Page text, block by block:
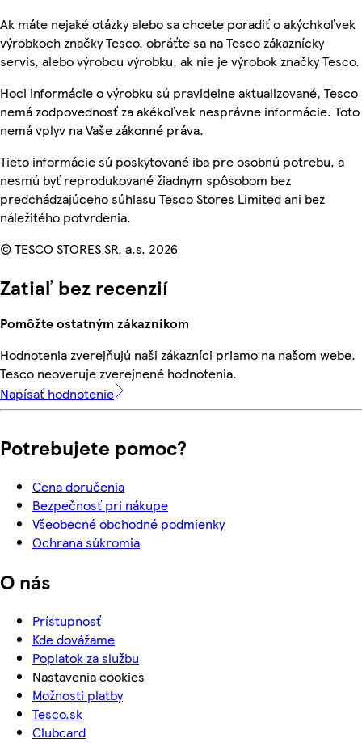
Ak máte nejaké otázky alebo sa chcete poradiť o akýchkoľvek
výrobkoch značky Tesco, obráťte sa na Tesco zákaznícky
servis, alebo výrobcu výrobku, ak nie je výrobok značky Tesco.
Hoci informácie o výrobku sú pravidelne aktualizované, Tesco
nemá zodpovednosť za akékoľvek nesprávne informácie. Toto
nemá vplyv na Vaše zákonné práva.
Tieto informácie sú poskytované iba pre osobnú potrebu, a
nesmú byť reprodukované žiadnym spôsobom bez
predchádzajúceho súhlasu Tesco Stores Limited ani bez
náležitého potvrdenia.
© TESCO STORES SR, a.s. 2026
Zatiaľ bez recenzií
Pomôžte ostatným zákazníkom
Hodnotenia zverejňujú naši zákazníci priamo na našom webe.
Tesco neoveruje zverejnené hodnotenia.
Napísať hodnotenie
Potrebujete pomoc?
Cena doručenia
Bezpečnosť pri nákupe
Všeobecné obchodné podmienky
Ochrana súkromia
O nás
Prístupnosť
Kde dovážame
Poplatok za službu
Nastavenia cookies
Možnosti platby
Tesco.sk
Clubcard